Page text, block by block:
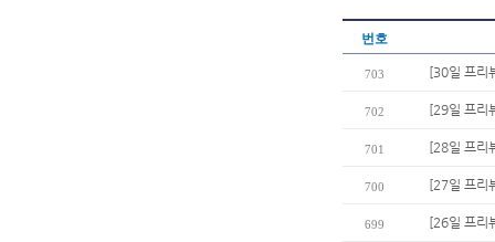
번호
703 [30일 프리
702 [29일 프리
701 [28일 프리
700 [27일 프리
699 [26일 프리